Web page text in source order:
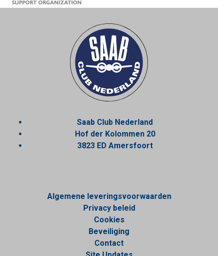
Saab Club Nederland
Hof der Kolommen 20
3823 ED Amersfoort
Algemene leveringsvoorwaarden
Privacy beleid
Cookies
Beveiliging
Contact